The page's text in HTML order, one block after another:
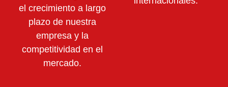
el crecimiento a largo
plazo de nuestra
empresa y la
competitividad en el
mercado.